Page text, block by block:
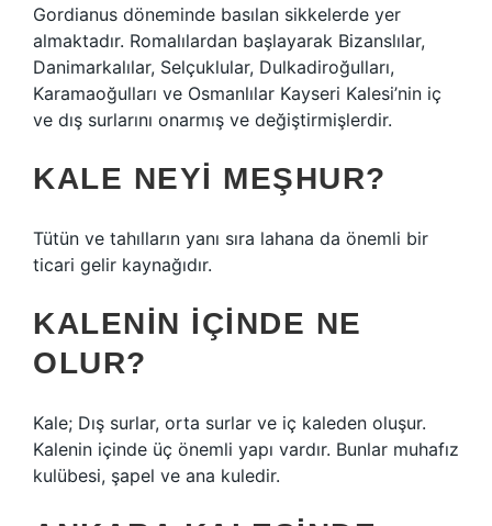
Gordianus döneminde basılan sikkelerde yer
almaktadır. Romalılardan başlayarak Bizanslılar,
Danimarkalılar, Selçuklular, Dulkadiroğulları,
Karamaoğulları ve Osmanlılar Kayseri Kalesi’nin iç
ve dış surlarını onarmış ve değiştirmişlerdir.
KALE NEYI MEŞHUR?
Tütün ve tahılların yanı sıra lahana da önemli bir
ticari gelir kaynağıdır.
KALENIN IÇINDE NE
OLUR?
Kale; Dış surlar, orta surlar ve iç kaleden oluşur.
Kalenin içinde üç önemli yapı vardır. Bunlar muhafız
kulübesi, şapel ve ana kuledir.